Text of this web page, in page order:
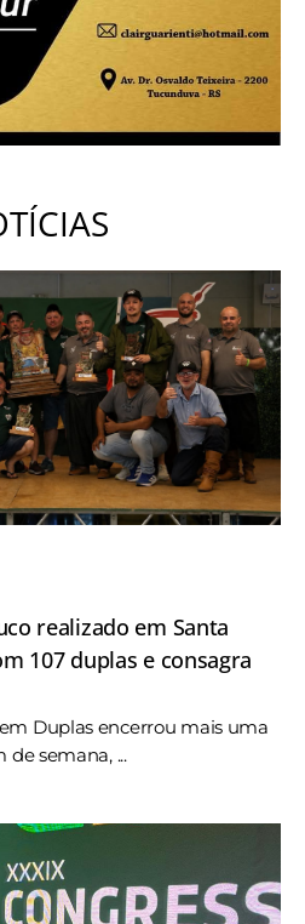
realizado em Santa
107 duplas e consagra
Duplas encerrou mais uma
de semana, ...